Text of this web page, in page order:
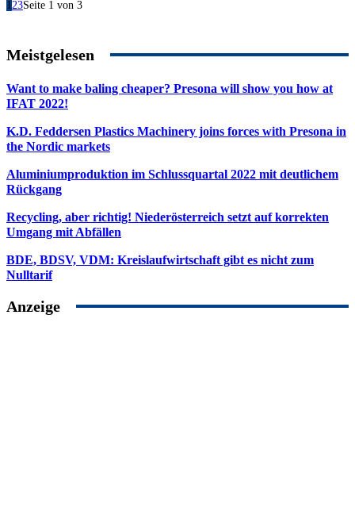
1 23Seite 1 von 3
Meistgelesen
Want to make baling cheaper? Presona will show you how at
IFAT 2022!
K.D. Feddersen Plastics Machinery joins forces with Presona in
the Nordic markets
Aluminiumproduktion im Schlussquartal 2022 mit deutlichem
Rückgang
Recycling, aber richtig! Niederösterreich setzt auf korrekten
Umgang mit Abfällen
BDE, BDSV, VDM: Kreislaufwirtschaft gibt es nicht zum
Nulltarif
Anzeige